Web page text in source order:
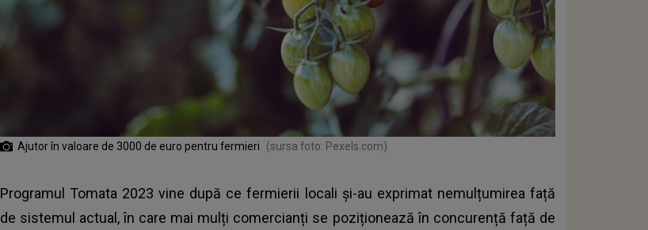
Ajutor în valoare de 3000 de euro pentru fermieri (sursa foto: Pexels.com)
Programul Tomata 2023 vine după ce fermierii locali și-au exprimat nemulțumirea față
de sistemul actual, în care mai mulți comercianți se poziționează în concurență față de